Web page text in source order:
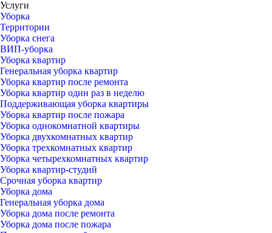
Услуги
Уборка
Территории
Уборка снега
ВИП-уборка
Уборка квартир
Генеральная уборка квартир
Уборка квартир после ремонта
Уборка квартир один раз в неделю
Поддерживающая уборка квартиры
Уборка квартир после пожара
Уборка однокомнатной квартиры
Уборка двухкомнатных квартир
Уборка трехкомнатных квартир
Уборка четырехкомнатных квартир
Уборка квартир-студий
Срочная уборка квартир
Уборка дома
Генеральная уборка дома
Уборка дома после ремонта
Уборка дома после пожара